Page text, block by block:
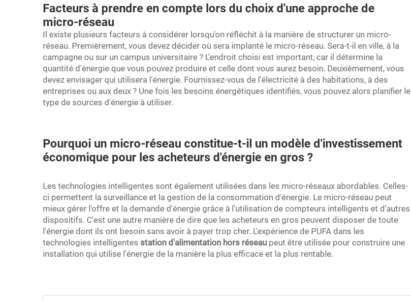
Facteurs à prendre en compte lors du choix d'une approche de
micro-réseau
Il existe plusieurs facteurs à considérer lorsqu'on réfléchit à la manière de structurer un micro-
réseau. Premièrement, vous devez décider où sera implanté le micro-réseau. Sera-t-il en ville, à la
campagne ou sur un campus universitaire ? L'endroit choisi est important, car il détermine la
quantité d'énergie que vous pouvez produire et celle dont vous aurez besoin. Deuxièmement, vous
devez envisager qui utilisera l'énergie. Fournissez-vous de l'électricité à des habitations, à des
entreprises ou aux deux ? Une fois les besoins énergétiques identifiés, vous pouvez alors planifier le
type de sources d'énergie à utiliser.
Pourquoi un micro-réseau constitue-t-il un modèle d'investissement
économique pour les acheteurs d'énergie en gros ?
Les technologies intelligentes sont également utilisées dans les micro-réseaux abordables. Celles-
ci permettent la surveillance et la gestion de la consommation d'énergie. Le micro-réseau peut
mieux gérer l'offre et la demande d'énergie grâce à l'utilisation de compteurs intelligents et d'autres
dispositifs. C'est une autre manière de dire que les acheteurs en gros peuvent disposer de toute
l'énergie dont ils ont besoin sans avoir à payer trop cher. L'expérience de PUFA dans les
technologies intelligentes station d'alimentation hors réseau peut être utilisée pour construire une
installation qui utilise l'énergie de la manière la plus efficace et la plus rentable.